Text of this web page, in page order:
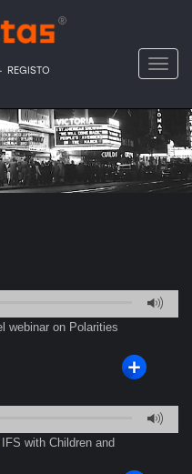
. REGISTO
webinar on Polarities
with Children and